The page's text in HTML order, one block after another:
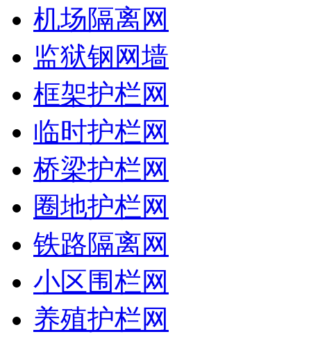
机场隔离网
监狱钢网墙
框架护栏网
临时护栏网
桥梁护栏网
圈地护栏网
铁路隔离网
小区围栏网
养殖护栏网